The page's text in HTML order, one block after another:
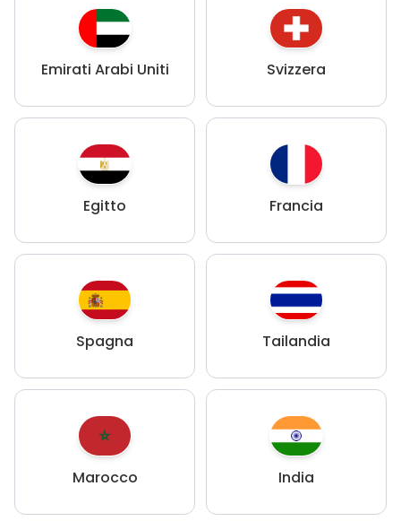
Emirati Arabi Uniti Svizzera
Egitto Francia
Spagna Tailandia
Marocco India